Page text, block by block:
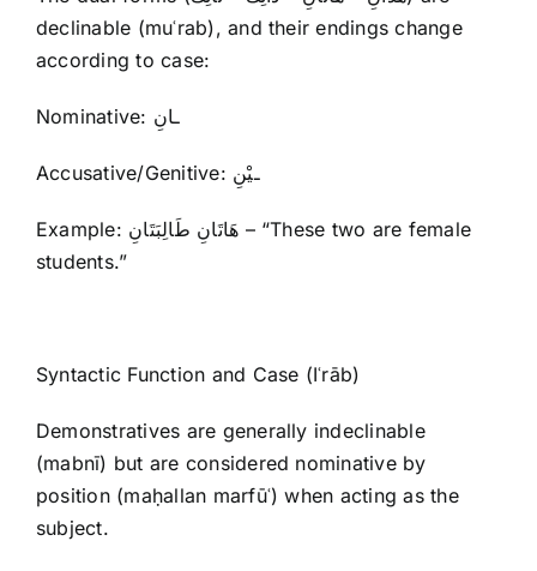
declinable (muʿrab), and their endings change
according to case:
Nominative: ـانِ
Accusative/Genitive: ـيْنِ
Example: هَاتَانِ طَالِبَتَانِ – “These two are female
students.”
Syntactic Function and Case (Iʿrāb)
Demonstratives are generally indeclinable
(mabnī) but are considered nominative by
position (maḥallan marfūʿ) when acting as the
subject.